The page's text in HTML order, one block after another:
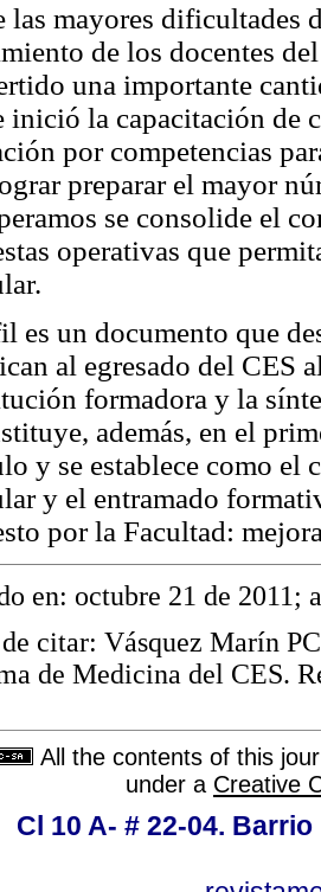
las mayores dificultades
de los docentes
una importante
inició la capacitación de
por competencias
preparar el mayor
se consolide el
operativas que
es un documento que
al egresado del CES
formadora y la
además, en el
y se establece como el
y el entramado
por la Facultad:
en: octubre 21 de 2011;
citar: Vásquez Marín
de Medicina del CES.
All the contents of this
under a Creative
Cl 10 A- # 22-04.